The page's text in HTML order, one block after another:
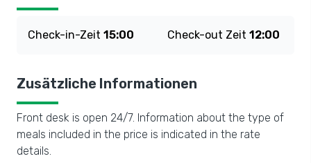
Check-in-Zeit 15:00 Check-out Zeit 12:00
Zusätzliche Informationen
Front desk is open 24/7. Information about the type of
meals included in the price is indicated in the rate
details.